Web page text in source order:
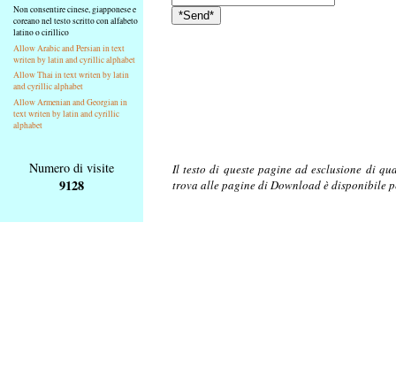
Non consentire cinese, giapponese e
coreano nel testo scritto con alfabeto
latino o cirillico
Allow Arabic and Persian in text
writen by latin and cyrillic alphabet
Allow Thai in text writen by latin
and cyrillic alphabet
Allow Armenian and Georgian in
text writen by latin and cyrillic
alphabet
Numero di visite
9128
Il testo di queste pagine ad esclusione di
trova alle pagine di Download è disponibile